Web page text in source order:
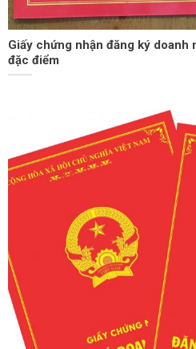
Giấy chứng nhận đăng ký doanh
đặc điểm